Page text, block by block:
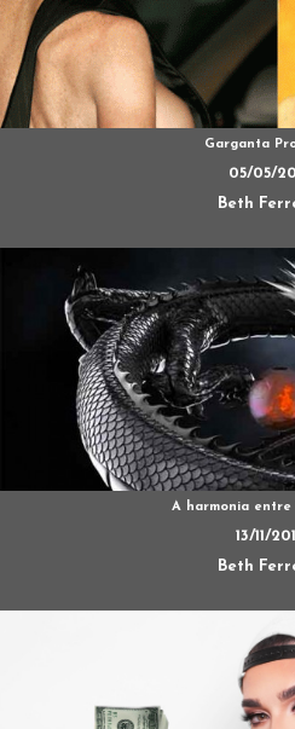
Garganta
05/05/
Beth
A harmonia entre
13/11/
Beth